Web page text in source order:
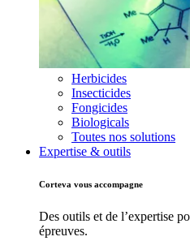
Herbicides
Insecticides
Fongicides
Biologicals
Toutes nos solutions
Expertise & outils
Corteva vous accompagne
Des outils et de l’expertise
épreuves.